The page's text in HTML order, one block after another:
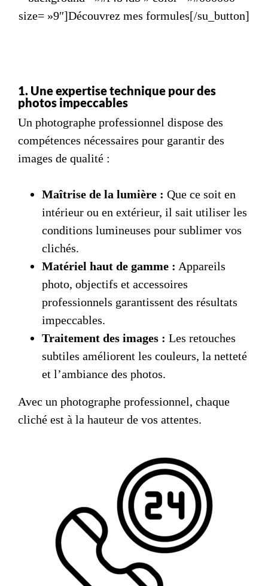
size= »9″]Découvrez mes formules[/su_button]
1. Une expertise technique pour des
photos impeccables
Un photographe professionnel dispose des
compétences nécessaires pour garantir des
images de qualité :
Maîtrise de la lumière : Que ce soit en
intérieur ou en extérieur, il sait utiliser les
conditions lumineuses pour sublimer vos
clichés.
Matériel haut de gamme : Appareils
photo, objectifs et accessoires
professionnels garantissent des résultats
impeccables.
Traitement des images : Les retouches
subtiles améliorent les couleurs, la netteté
et l’ambiance des photos.
Avec un photographe professionnel, chaque
cliché est à la hauteur de vos attentes.